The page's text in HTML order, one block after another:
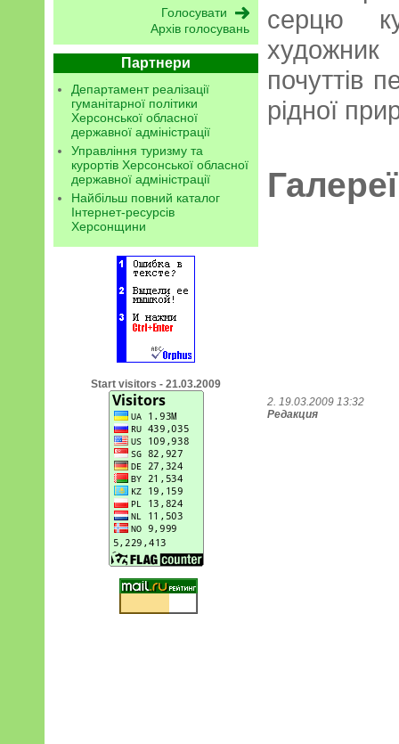
Архів голосувань
Партнери
Департамент реалізації
гуманітарної політики
Херсонської обласної
державної адміністрації
Управління туризму та
курортів Херсонської обласної
державної адміністрації
Найбільш повний каталог
Інтернет-ресурсів
Херсонщини
Start visitors - 21.03.2009
серцю
почуттів
рідної
Галереї
2. 19.03.2009 13:32
Редакция